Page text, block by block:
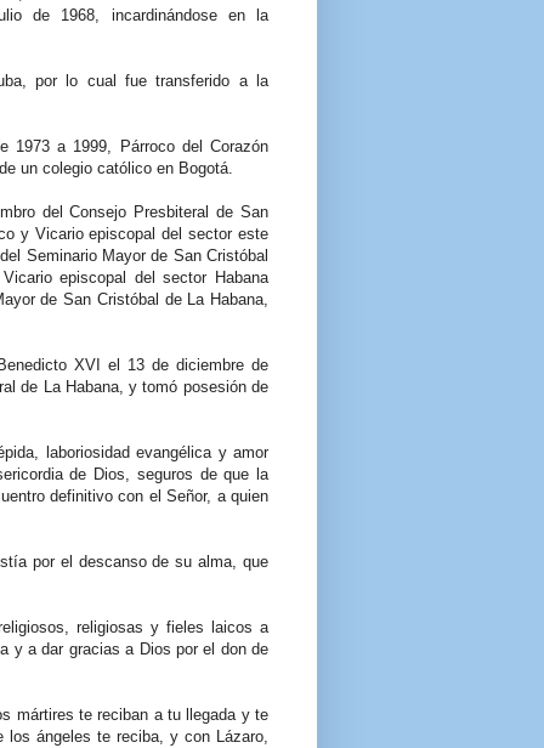
de 1968, incardinándose en la
por lo cual fue transferido a la
1973 a 1999, Párroco del Corazón
un colegio católico en Bogotá.
del Consejo Presbiteral de San
y Vicario episcopal del sector este
Seminario Mayor de San Cristóbal
episcopal del sector Habana
de San Cristóbal de La Habana,
XVI el 13 de diciembre de
de La Habana, y tomó posesión de
laboriosidad evangélica y amor
de Dios, seguros de que la
definitivo con el Señor, a quien
por el descanso de su alma, que
religiosas y fieles laicos a
y a dar gracias a Dios por el don de
mártires te reciban a tu llegada y te
los ángeles te reciba, y con Lázaro,